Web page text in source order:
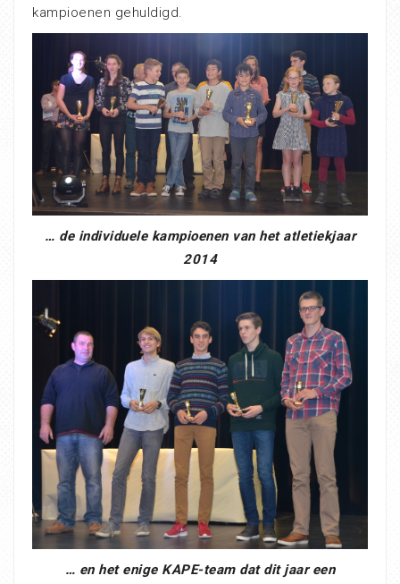
kampioenen gehuldigd.
… de individuele kampioenen van het atletiekjaar
2014
… en het enige KAPE-team dat dit jaar een